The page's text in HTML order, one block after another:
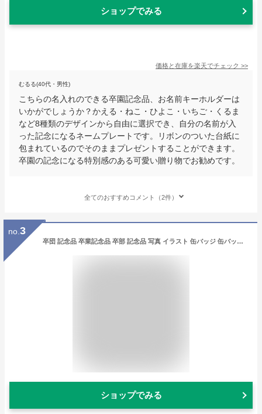
ショップでみる
価格と在庫を楽天でチェック >>
むるる(40代・男性)
こちらの名入れのできる卒園記念品、お名前キーホルダーは
いかがでしょうか？かえる・ねこ・ひよこ・いちご・くるま
など8種類のデザインから自由に選択でき、自分の名前が入
った記念になるネームプレートです。リボンのついた台紙に
包まれているのでそのままプレゼントすることができます。
卒園の記念になる特別感のある可愛い贈り物でお勧めです。
全てのおすすめコメント（2件）
no. 3
卒団 記念品 卒業記念品 卒部 記念品 写真 イラスト 缶バッジ 缶バッチ バッジ バッチ マグネット 磁石 プレゼント 野球 バスケ サッカー バレー 剣道 柔道 卓球 テニス ラグビー 部活 引退 記念品 卒園 記念品 スクエア 四角 角型 スクエア 出産祝い 子供 プレゼント
ショップでみる